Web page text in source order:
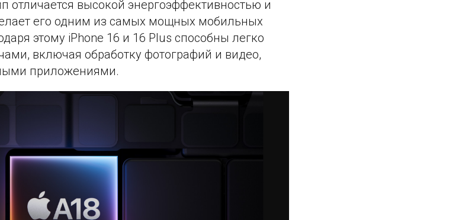
отличается высокой энергоэффективностью и
его одним из самых мощных мобильных
этому iPhone 16 и 16 Plus способны легко
включая обработку фотографий и видео,
приложениями.